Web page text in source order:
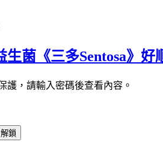
生菌《三多Sentosa》
護，請輸入密碼後查看內容。
解鎖